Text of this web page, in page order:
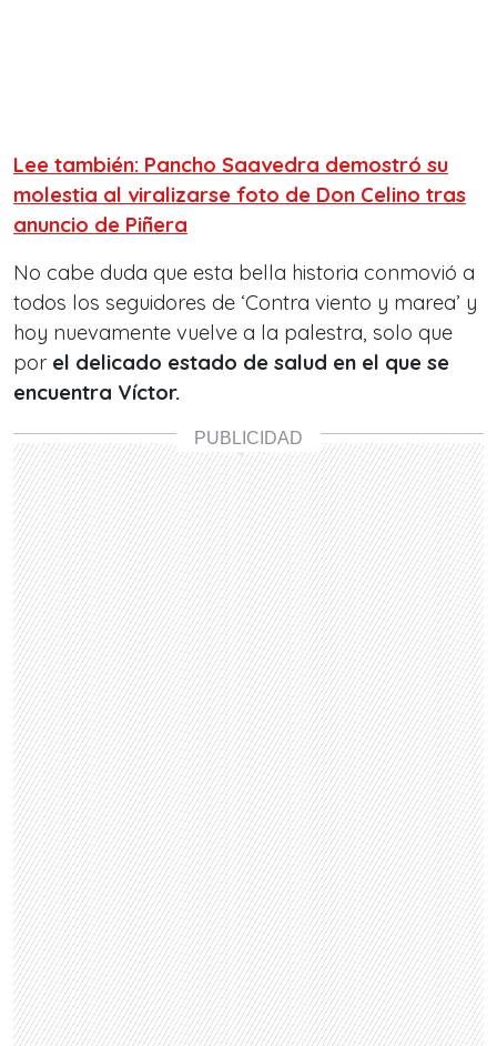
Lee también: Pancho Saavedra demostró su
molestia al viralizarse foto de Don Celino tras
anuncio de Piñera
No cabe duda que esta bella historia conmovió a
todos los seguidores de ‘Contra viento y marea’ y
hoy nuevamente vuelve a la palestra, solo que
por el delicado estado de salud en el que se
encuentra Víctor.